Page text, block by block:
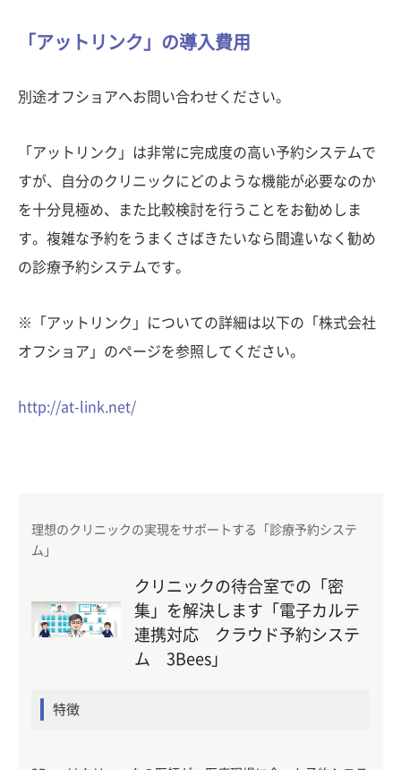
「アットリンク」の導入費用
別途オフショアへお問い合わせください。
「アットリンク」は非常に完成度の高い予約システムで
すが、自分のクリニックにどのような機能が必要なのか
を十分見極め、また比較検討を行うことをお勧めしま
す。複雑な予約をうまくさばきたいなら間違いなく勧め
の診療予約システムです。
※「アットリンク」についての詳細は以下の「株式会社
オフショア」のページを参照してください。
http://at-link.net/
理想のクリニックの実現をサポートする「診療予約システ
ム」
クリニックの待合室での「密
集」を解決します「電子カルテ
連携対応 クラウド予約システ
ム 3Bees」
特徴